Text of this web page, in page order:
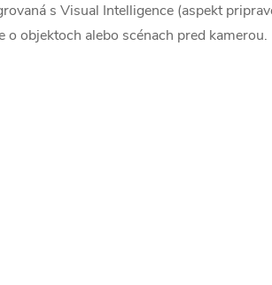
s Visual Intelligence (aspekt
objektoch alebo scénach pred kamerou.